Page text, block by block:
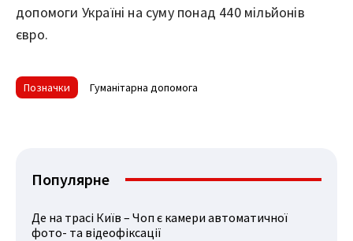
допомоги Україні на суму понад 440 мільйонів
євро.
Позначки Гуманітарна допомога
Популярне
Де на трасі Київ – Чоп є камери автоматичної
фото- та відеофіксації